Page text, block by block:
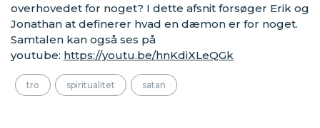
overhovedet for noget? I dette afsnit forsøger Erik og
Jonathan at definerer hvad en dæmon er for noget.
Samtalen kan også ses på
youtube: https://youtu.be/hnKdiXLeQGk
tro spiritualitet satan